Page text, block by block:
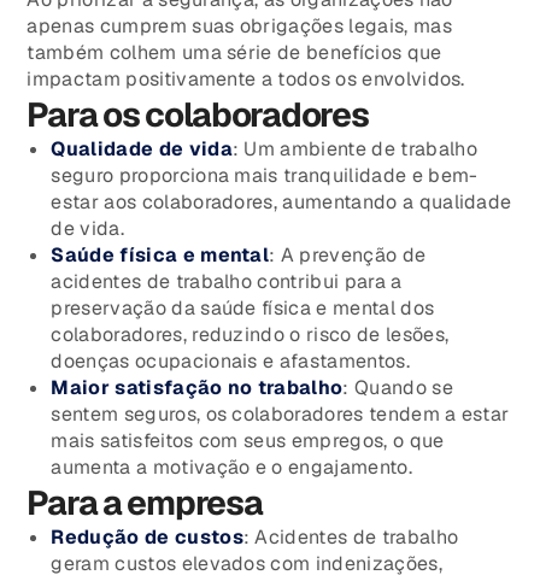
apenas cumprem suas obrigações legais, mas
também colhem uma série de benefícios que
impactam positivamente a todos os envolvidos.
Para os colaboradores
Qualidade de vida: Um ambiente de trabalho
seguro proporciona mais tranquilidade e bem-
estar aos colaboradores, aumentando a qualidade
de vida.
Saúde física e mental: A prevenção de
acidentes de trabalho contribui para a
preservação da saúde física e mental dos
colaboradores, reduzindo o risco de lesões,
doenças ocupacionais e afastamentos.
Maior satisfação no trabalho: Quando se
sentem seguros, os colaboradores tendem a estar
mais satisfeitos com seus empregos, o que
aumenta a motivação e o engajamento.
Para a empresa
Redução de custos: Acidentes de trabalho
geram custos elevados com indenizações,